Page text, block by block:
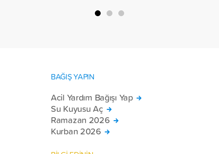
BAĞIŞ YAPIN
Acil Yardım Bağışı Yap
Su Kuyusu Aç
Ramazan 2026
Kurban 2026